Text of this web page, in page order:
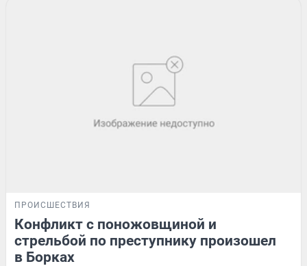
ПРОИСШЕСТВИЯ
Конфликт с поножовщиной и
стрельбой по преступнику произошел
в Борках